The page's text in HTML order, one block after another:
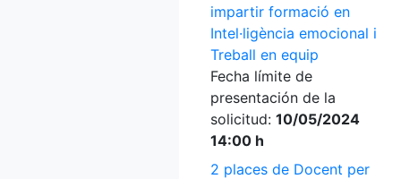
impartir formació en
Intel·ligència emocional i
Treball en equip
Fecha límite de
presentación de la
solicitud: 10/05/2024
14:00 h
2 places de Docent per